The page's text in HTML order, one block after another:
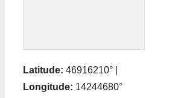
Latitude: 46916210° |
Longitude: 14244680°